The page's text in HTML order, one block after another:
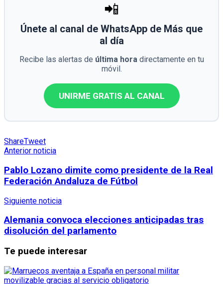
📲
Únete al canal de WhatsApp de Más que
al día
Recibe las alertas de última horadirectamente en tu
móvil.
UNIRME GRATIS AL CANAL
ShareTweet
Anterior noticia
Pablo Lozano dimite como presidente de la Real
Federación Andaluza de Fútbol
Siguiente noticia
Alemania convoca elecciones anticipadas tras
disolución del parlamento
Te puede interesar